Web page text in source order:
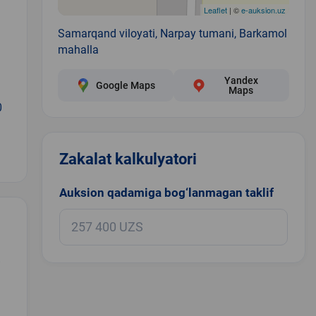
Leaflet| ©e-auksion.uz
Samarqand viloyati, Narpay tumani, Barkamol
mahalla
Google Maps
Yandex
Maps
Zakalat kalkulyatori
Auksion qadamiga bog‘lanmagan taklif